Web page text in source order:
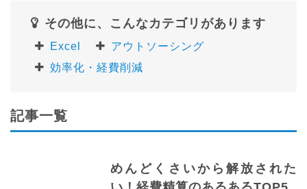
その他に、こんなカテゴリがあります
Excel
アウトソーシング
効率化・経費削減
記事一覧
めんどくさいから解放された